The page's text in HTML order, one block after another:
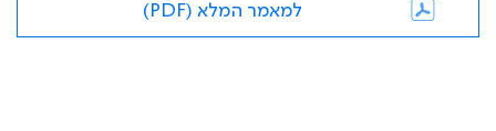
למאמר המלא (PDF)